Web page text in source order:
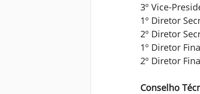
3º Vice-
1º Diretor
2º Diretor
1º Diretor
2º Diretor
Conselho